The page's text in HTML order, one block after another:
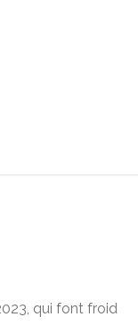
qui font froid